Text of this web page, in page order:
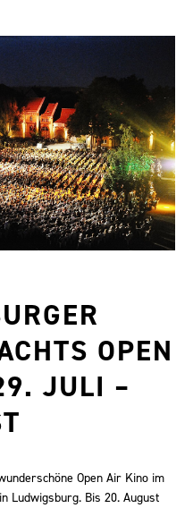
OPEN
JULI –
Open Air Kino im
Ludwigsburg. Bis 20. August